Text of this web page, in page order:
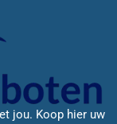
jou. Koop hier uw